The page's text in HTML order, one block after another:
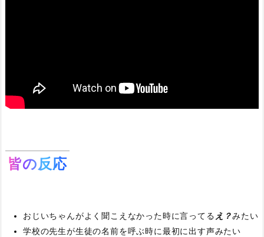
皆の反応
おじいちゃんがよく聞こえなかった時に言ってる え？みたい
学校の先生が生徒の名前を呼ぶ時に最初に出す声みたい